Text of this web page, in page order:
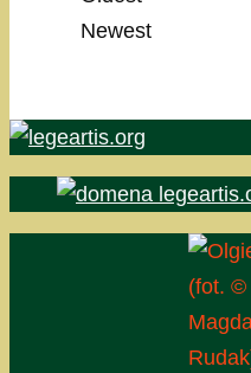
Newest
(fot. ©